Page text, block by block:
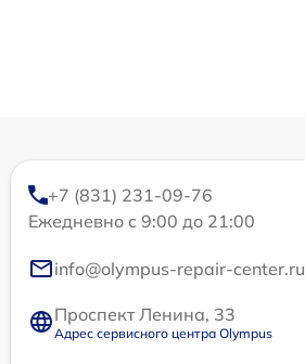
+7 (831) 231-09-76
Ежедневно с 9:00 до 21:00
info@olympus-repair-center.ru
Проспект Ленина, 33
Адрес сервисного центра Olympus